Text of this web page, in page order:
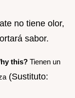
no tiene olor,
sabor.
this? Tienen un
(Sustituto: